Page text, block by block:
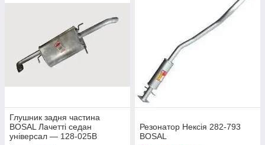
Глушник задня частина
BOSAL Лачетті седан
універсал — 128-025B
Резонатор Нексія 282-793
BOSAL